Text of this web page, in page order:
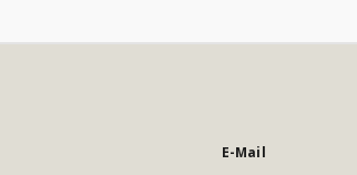
E-Mail